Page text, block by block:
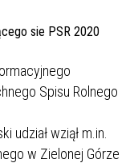
Spisu Rolnego
udział wziął m.in.
w Zielonej Górze